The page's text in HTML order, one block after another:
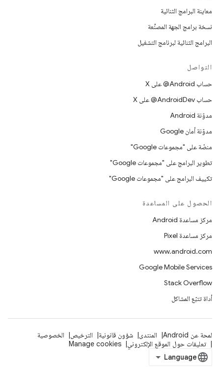
معاينة البرامج الثنائية
نسخة برامج الجهة المصنِّعة
البرامج الثنائية لبرنامج التشغيل
التواصل
حساب ‎@Android على X
حساب ‎@AndroidDev على X
مدوّنة Android
مدوّنة أمان Google
منصّة على "مجموعات Google"
تطوير البرامج على "مجموعات Google"
تكييف البرامج على "مجموعات Google"
الحصول على المساعدة
مركز مساعدة Android
مركز مساعدة Pixel
www.android.com
Google Mobile Services
Stack Overflow
أداة تتبّع المشاكل
لمحة عن Android المنتدى شؤون قانونية الترخيص
الخصوصية
تعليقات حول الموقع الإلكتروني
Manage cookies